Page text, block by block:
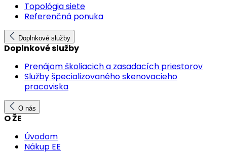
Topológia siete
Referenčná ponuka
Doplnkové služby
Doplnkové služby
Prenájom školiacich a zasadacích priestorov
Služby špecializovaného skenovacieho
pracoviska
O nás
O ŽE
Úvodom
Nákup EE